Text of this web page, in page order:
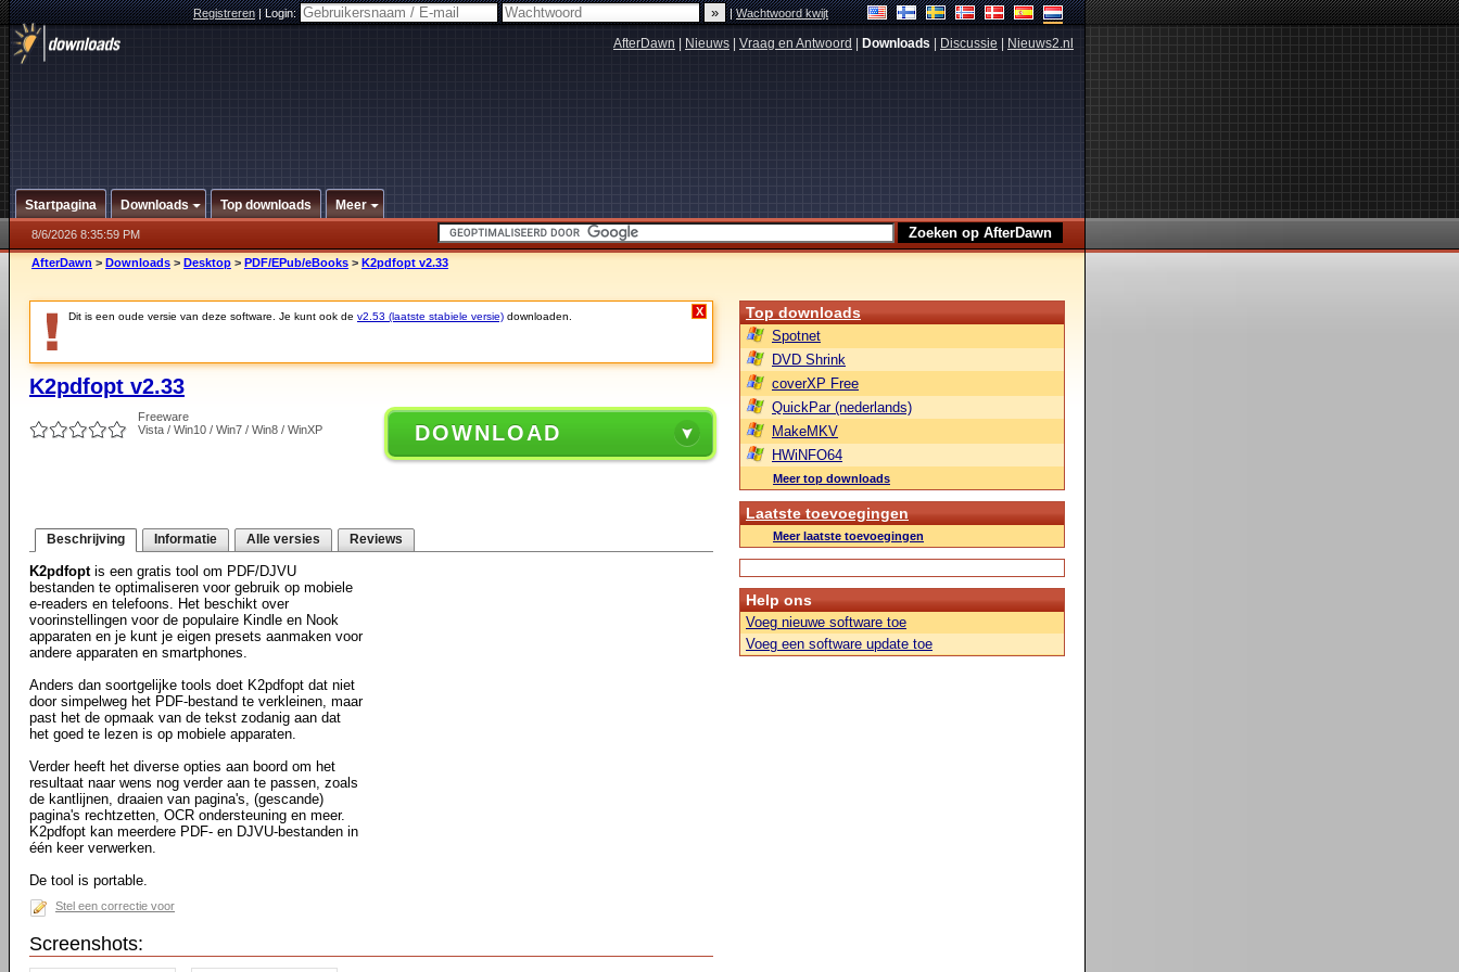
Registreren|Login: |Wachtwoord kwijt
AfterDawn Nieuws Vraag en Antwoord Downloads Discussie Nieuws2.nl
Startpagina Downloads Top downloads Meer
8/6/2026 8:35:59 PM
AfterDawn > Downloads > Desktop > PDF/EPub/eBooks > K2pdfopt v2.33
Dit is een oude versie van deze software. Je kunt ook de v2.53 (laatste stabiele versie) downloaden. X
K2pdfopt v2.33
Freeware
Vista / Win10 / Win7 / Win8 / WinXP
DOWNLOAD
Beschrijving Informatie Alle versies Reviews
K2pdfoptis een gratis tool om PDF/DJVU
bestanden te optimaliseren voor gebruik op mobiele
e-readers en telefoons. Het beschikt over
voorinstellingen voor de populaire Kindle en Nook
apparaten en je kunt je eigen presets aanmaken voor
andere apparaten en smartphones.
Anders dan soortgelijke tools doet K2pdfopt dat niet
door simpelweg het PDF-bestand te verkleinen, maar
past het de opmaak van de tekst zodanig aan dat
het goed te lezen is op mobiele apparaten.
Verder heeft het diverse opties aan boord om het
resultaat naar wens nog verder aan te passen, zoals
de kantlijnen, draaien van pagina's, (gescande)
pagina's rechtzetten, OCR ondersteuning en meer.
K2pdfopt kan meerdere PDF- en DJVU-bestanden in
één keer verwerken.
De tool is portable.
Stel een correctie voor
Screenshots:
Top downloads
Spotnet
DVD Shrink
coverXP Free
QuickPar (nederlands)
MakeMKV
HWiNFO64
Meer top downloads
Laatste toevoegingen
Meer laatste toevoegingen
Help ons
Voeg nieuwe software toe
Voeg een software update toe